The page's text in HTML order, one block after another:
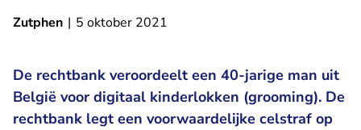
Zutphen | 5 oktober 2021
De rechtbank veroordeelt een 40-jarige man uit
België voor digitaal kinderlokken (grooming). De
rechtbank legt een voorwaardelijke celstraf op